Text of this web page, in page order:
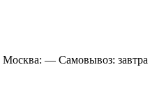
Москва: — Самовывоз: завтра